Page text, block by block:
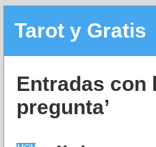
Tarot y Gratis
Entradas con
pregunta’